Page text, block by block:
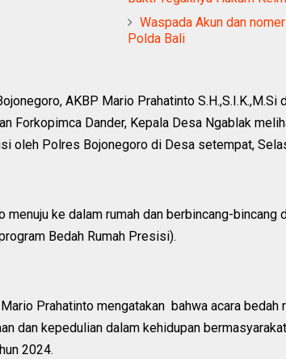
Waspada Akun dan
Polda Bali
AKBP Mario Prahatinto S.H.,S.I.K.,M.Si
Forkopimca Dander, Kepala Desa Ngablak
oleh Polres Bojonegoro di Desa setempat,
menuju ke dalam rumah dan berbincang-bincang
Bedah Rumah Presisi).
Prahatinto mengatakan bahwa acara bedah
dan kepedulian dalam kehidupan
2024.